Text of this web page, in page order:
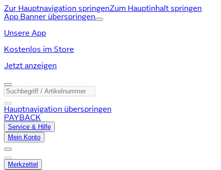
Zur Hauptnavigation springenZum Hauptinhalt springen
App Banner überspringen
Unsere App
Kostenlos im Store
Jetzt anzeigen
Hauptnavigation überspringen
PAYBACK
Service & Hilfe
Mein Konto
Merkzettel